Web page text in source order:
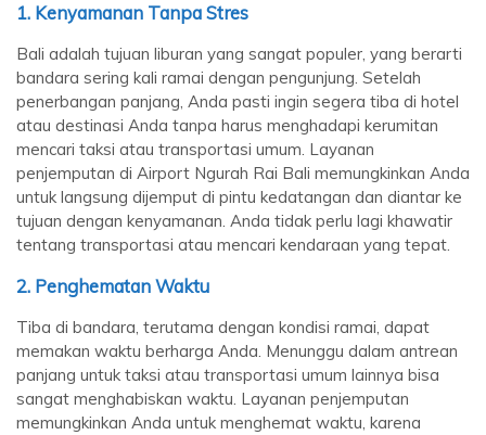
1. Kenyamanan Tanpa Stres
Bali adalah tujuan liburan yang sangat populer, yang berarti
bandara sering kali ramai dengan pengunjung. Setelah
penerbangan panjang, Anda pasti ingin segera tiba di hotel
atau destinasi Anda tanpa harus menghadapi kerumitan
mencari taksi atau transportasi umum. Layanan
penjemputan di Airport Ngurah Rai Bali memungkinkan Anda
untuk langsung dijemput di pintu kedatangan dan diantar ke
tujuan dengan kenyamanan. Anda tidak perlu lagi khawatir
tentang transportasi atau mencari kendaraan yang tepat.
2. Penghematan Waktu
Tiba di bandara, terutama dengan kondisi ramai, dapat
memakan waktu berharga Anda. Menunggu dalam antrean
panjang untuk taksi atau transportasi umum lainnya bisa
sangat menghabiskan waktu. Layanan penjemputan
memungkinkan Anda untuk menghemat waktu, karena